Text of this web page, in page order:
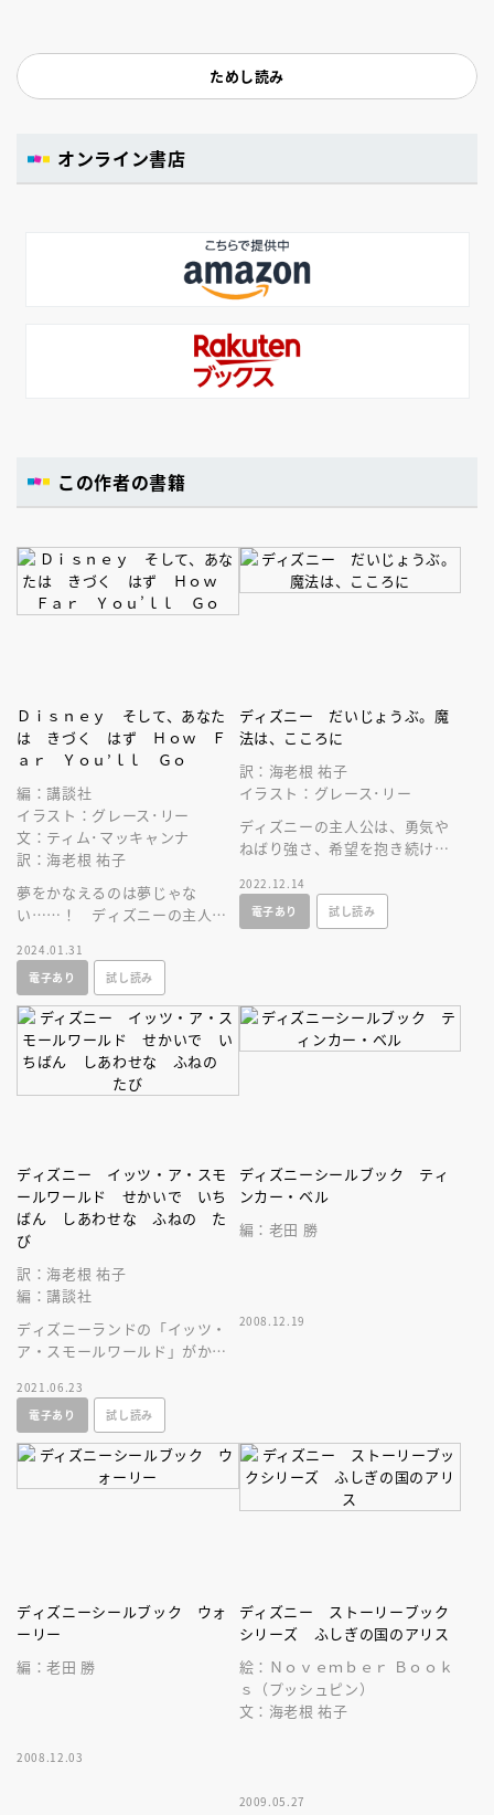
ためし読み
オンライン書店
この作者の書籍
Ｄｉｓｎｅｙ そして、あなた
は きづく はず Ｈｏｗ Ｆ
ａｒ Ｙｏｕ’ｌｌ Ｇｏ
編：講談社
イラスト：グレース･リー
文：ティム･マッキャンナ
訳：海老根 祐子
夢をかなえるのは夢じゃな
い……！ ディズニーの主人公
の勇気と前を向く気持ちの大切
さに気づく一冊。
2024.01.31
電子あり
試し読み
ディズニー だいじょうぶ。魔
法は、こころに
訳：海老根 祐子
イラスト：グレース･リー
ディズニーの主人公は、勇気や
ねばり強さ、希望を抱き続ける
夢を叶えました。あなたも、き
っと大丈夫！
2022.12.14
電子あり
試し読み
ディズニー イッツ・ア・スモ
ールワールド せかいで いち
ばん しあわせな ふねの た
び
訳：海老根 祐子
編：講談社
ディズニーランドの「イッツ・
ア・スモールワールド」がかわ
が３４登場！世界のあいさつや
歌詞付き！
2021.06.23
電子あり
試し読み
ディズニーシールブック ティ
ンカー・ベル
編：老田 勝
2008.12.19
ディズニーシールブック ウォ
ーリー
編：老田 勝
2008.12.03
ディズニー ストーリーブック
シリーズ ふしぎの国のアリス
絵：Ｎｏｖｅｍｂｅｒ Ｂｏｏｋ
ｓ（プッシュピン）
文：海老根 祐子
2009.05.27